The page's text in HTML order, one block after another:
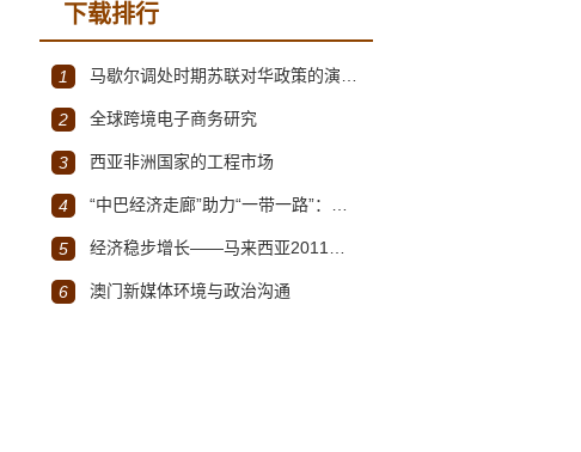
下载排行
1 马歇尔调处时期苏联对华政策的演变（1945年12月～1947年1月）
2 全球跨境电子商务研究
3 西亚非洲国家的工程市场
4 “中巴经济走廊”助力“一带一路”：机遇与挑战
5 经济稳步增长——马来西亚2011～2012年经济发展回顾与展望
6 澳门新媒体环境与政治沟通